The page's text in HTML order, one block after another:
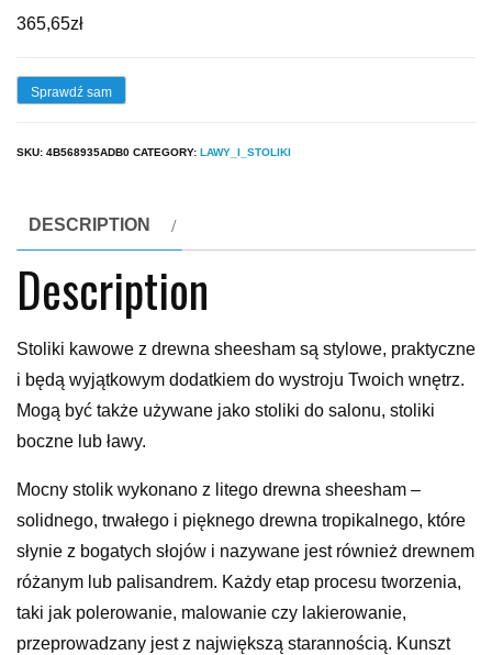
365,65zł
Sprawdź sam
SKU: 4B568935ADB0 CATEGORY: LAWY_I_STOLIKI
DESCRIPTION
Description
Stoliki kawowe z drewna sheesham są stylowe, praktyczne
i będą wyjątkowym dodatkiem do wystroju Twoich wnętrz.
Mogą być także używane jako stoliki do salonu, stoliki
boczne lub ławy.
Mocny stolik wykonano z litego drewna sheesham –
solidnego, trwałego i pięknego drewna tropikalnego, które
słynie z bogatych słojów i nazywane jest również drewnem
różanym lub palisandrem. Każdy etap procesu tworzenia,
taki jak polerowanie, malowanie czy lakierowanie,
przeprowadzany jest z największą starannością. Kunszt